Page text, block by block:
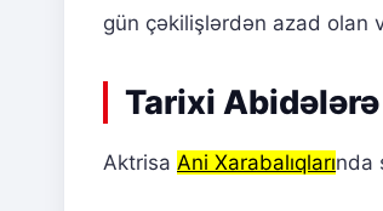
gün çəkilişlərdən azad olan
Tarixi
Aktrisa Ani Xarabalıqlarında